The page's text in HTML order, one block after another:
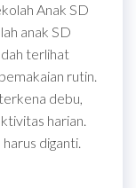
Anak SD
anak SD
terlihat
rutin.
debu,
harian.
diganti.